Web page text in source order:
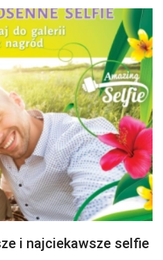
i najciekawsze selfie